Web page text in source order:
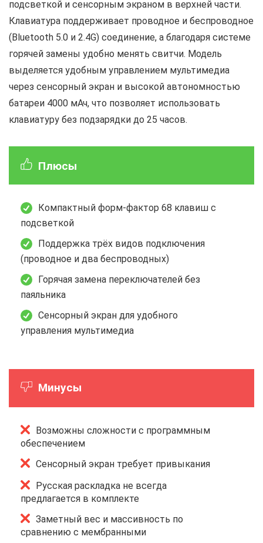
подсветкой и сенсорным экраном в верхней части.
Клавиатура поддерживает проводное и беспроводное
(Bluetooth 5.0 и 2.4G) соединение, а благодаря системе
горячей замены удобно менять свитчи. Модель
выделяется удобным управлением мультимедиа
через сенсорный экран и высокой автономностью
батареи 4000 мАч, что позволяет использовать
клавиатуру без подзарядки до 25 часов.
Плюсы
Компактный форм-фактор 68 клавиш с
подсветкой
Поддержка трёх видов подключения
(проводное и два беспроводных)
Горячая замена переключателей без
паяльника
Сенсорный экран для удобного
управления мультимедиа
Минусы
Возможны сложности с программным
обеспечением
Сенсорный экран требует привыкания
Русская раскладка не всегда
предлагается в комплекте
Заметный вес и массивность по
сравнению с мембранными